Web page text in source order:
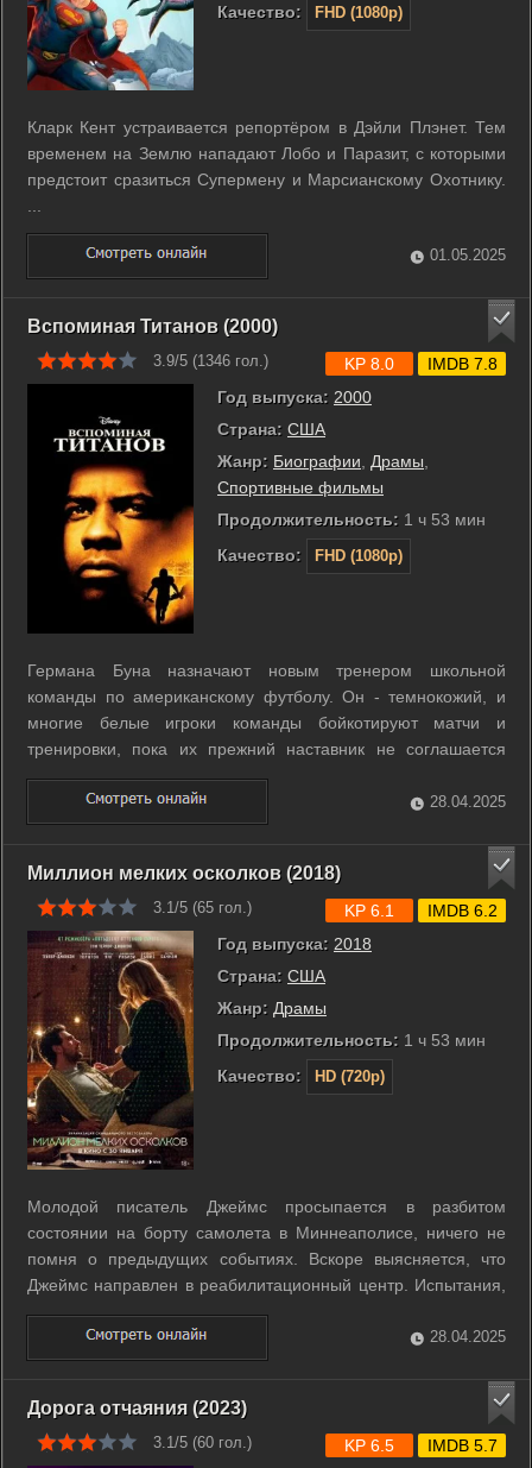
Качество:
FHD (1080p)
Кларк Кент устраивается репортёром в Дэйли Плэнет. Тем
временем на Землю нападают Лобо и Паразит, с которыми
предстоит сразиться Супермену и Марсианскому Охотнику.
01.05.2025
Вспоминая Титанов (2000)
3.9/5 (1346 гол.)
Год выпуска: 2000
Страна: США
Жанр: Биографии, Драмы,
Спортивные фильмы
Продолжительность: 1 ч 53 мин
Качество:
FHD (1080p)
KP 8.0 IMDB 7.8
Германа Буна назначают новым тренером школьной
команды по американскому футболу. Он - темнокожий, и
многие белые игроки команды бойкотируют матчи и
тренировки, пока их прежний наставник не соглашается
занять должность ассистента Буна. Но это только первое
препятствие на пути тренера и команды, которая должна
стать единым целым, чтобы выиграть ...
28.04.2025
Миллион мелких осколков (2018)
3.1/5 (65 гол.)
Год выпуска: 2018
Страна: США
Жанр: Драмы
Продолжительность: 1 ч 53 мин
Качество:
HD (720p)
KP 6.1 IMDB 6.2
Молодой писатель Джеймс просыпается в разбитом
состоянии на борту самолета в Миннеаполисе, ничего не
помня о предыдущих событиях. Вскоре выясняется, что
Джеймс направлен в реабилитационный центр. Испытания,
выпавшие на долю героя, должны исцелить его от душевных
страданий. В процессе терапии он сближается с другими
пациентами - харизматичным ...
28.04.2025
Дорога отчаяния (2023)
3.1/5 (60 гол.) KP 6.5 IMDB 5.7